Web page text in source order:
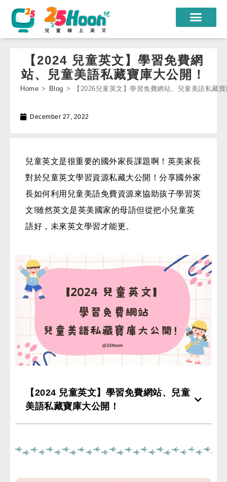
課程方案
課程教材
遊學團
常見問題
登入
註冊
【2024 兒童英文】學習免費網
站、兒童美語私藏寶庫大公開！
Home > Blog > 【2026兒童英文】學習免費網站、兒童美語私藏
December 27, 2022
兒童英文是很重要的國外家長課題啊！英美家長
對於兒童英文學習資源私藏大公開！分享國外家
長如何利用兒童美語免費資源來協助孩子學習英
文!雖然英文是英美國家的母語但從把小兒童英
語好，未來英文學習才能更。
【2024 兒童英文】學習免費網站、兒童
美語私藏寶庫大公開！